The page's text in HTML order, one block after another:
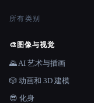
所有类别
🎨 图像与视觉
🌄 AI 艺术与插画
🎲 动画和 3D 建模
😎 化身